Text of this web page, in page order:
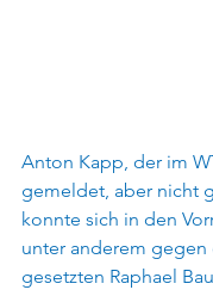
Anton Kapp, der im
gemeldet, aber nicht
konnte sich in den
unter anderem gegen
gesetzten Raphael